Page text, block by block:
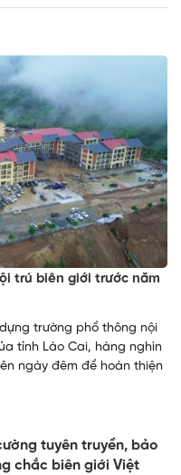
trú biên giới trước năm
trường phổ thông nội
tỉnh Lào Cai, hàng nghìn
ngày đêm để hoàn thiện
tuyên truyền, bảo
chắc biên giới Việt